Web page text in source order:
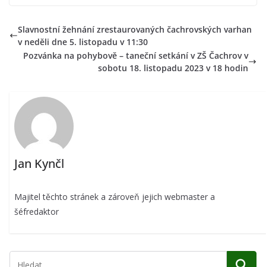
Slavnostní žehnání zrestaurovaných čachrovských varhan
v neděli dne 5. listopadu v 11:30
Pozvánka na pohybově – taneční setkání v ZŠ Čachrov v
sobotu 18. listopadu 2023 v 18 hodin
Jan Kynčl
Majitel těchto stránek a zároveň jejich webmaster a
šéfredaktor